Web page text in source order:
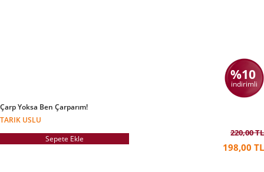
%10
indirimli
Çarp Yoksa Ben Çarparım!
TARIK USLU
Sepete Ekle
220,00 TL
198,00 TL